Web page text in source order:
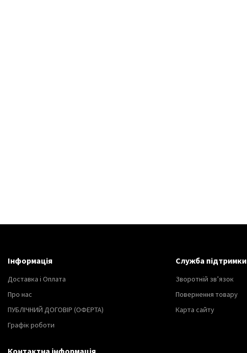
Інформація
Доставка і Оплата
Про нас
ПУБЛІЧНИЙ ДОГОВІР (ОФЕРТА)
Графік роботи
Служба підтримки
Зворотній зв’язок
Повернення товару
Карта сайту
Контактна інформація